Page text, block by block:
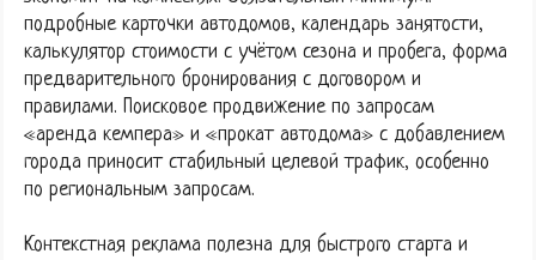
подробные карточки автодомов, календарь занятости,
калькулятор стоимости с учётом сезона и пробега, форма
предварительного бронирования с договором и
правилами. Поисковое продвижение по запросам
«аренда кемпера» и «прокат автодома» с добавлением
города приносит стабильный целевой трафик, особенно
по региональным запросам.
Контекстная реклама полезна для быстрого старта и